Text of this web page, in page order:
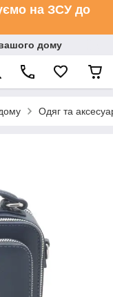
на ЗСУ до
дому
Одяг та